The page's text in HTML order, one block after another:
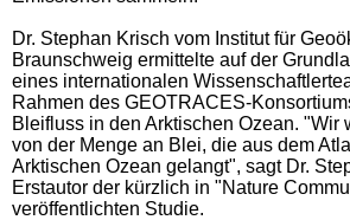
Dr. Stephan Krisch vom Institut für
Braunschweig ermittelte auf der
eines internationalen
Rahmen des GEOTRACES-
Bleifluss in den Arktischen Ozean. "Wir
von der Menge an Blei, die aus dem
Arktischen Ozean gelangt", sagt Dr.
Erstautor der kürzlich in "Nature
veröffentlichten Studie.